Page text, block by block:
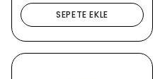
SEPETE EKLE